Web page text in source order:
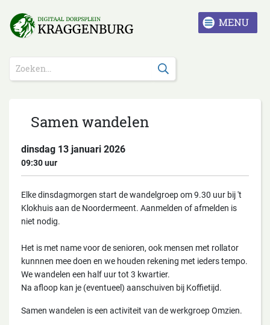
Samen wandelen
dinsdag 13 januari 2026
09:30
Elke dinsdagmorgen start de wandelgroep om 9.30 uur bij 't
Klokhuis aan de Noordermeent. Aanmelden of afmelden is
niet nodig.
Het is met name voor de senioren, ook mensen met rollator
kunnnen mee doen en we houden rekening met ieders tempo.
We wandelen een half uur tot 3 kwartier.
Na afloop kan je (eventueel) aanschuiven bij Koffietijd.
Samen wandelen is een activiteit van de werkgroep Omzien.